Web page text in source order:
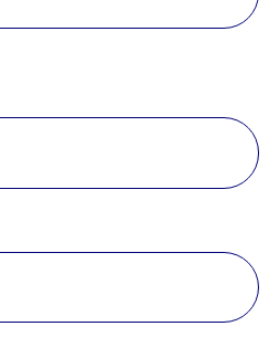
кадрового